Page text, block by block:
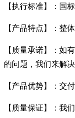
【执行标准】：国
【产品特点】：整
【质量承诺】：如
的问题，我们来解决
【产品优势】：交
【质量保证】：我